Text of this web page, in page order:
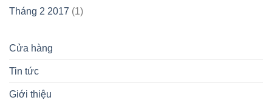
Tháng 2 2017 (1)
Cửa hàng
Tin tức
Giới thiệu